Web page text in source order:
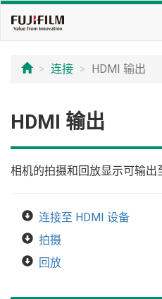
连接 HDMI 输出
HDMI 输出
相机的拍摄和回放显示可输出
连接至 HDMI 设备
拍摄
回放